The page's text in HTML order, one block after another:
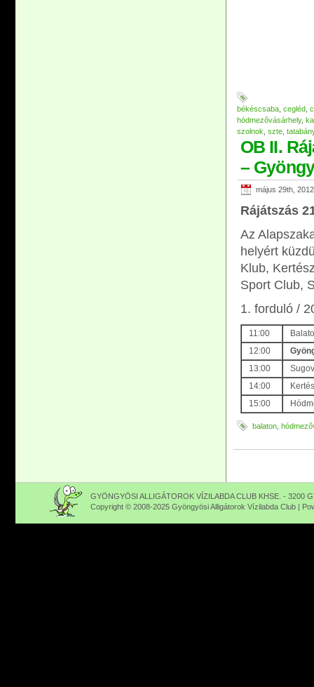
békéscsaba cegléd
hódmezővásárhely,
szolnok szte
OB II.
–
május 29th, 2012
Rájátszás
Az
helyért
Klub,
Sport Club,
1. forduló /
11:00
12:00
13:00
14:00
15:00
balaton
GYÖNGYÖSI ALLIGÁTOROK VÍZILABDA CLUB KHSE. - 3200
Copyright © 2008-2025 Gyöngyösi Alligátorok Vízilabda Club |